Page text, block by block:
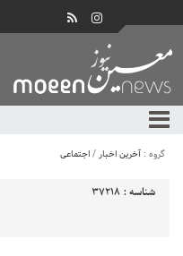
گروه : آخرین اخبار/اجتماعی
شناسه : 37218